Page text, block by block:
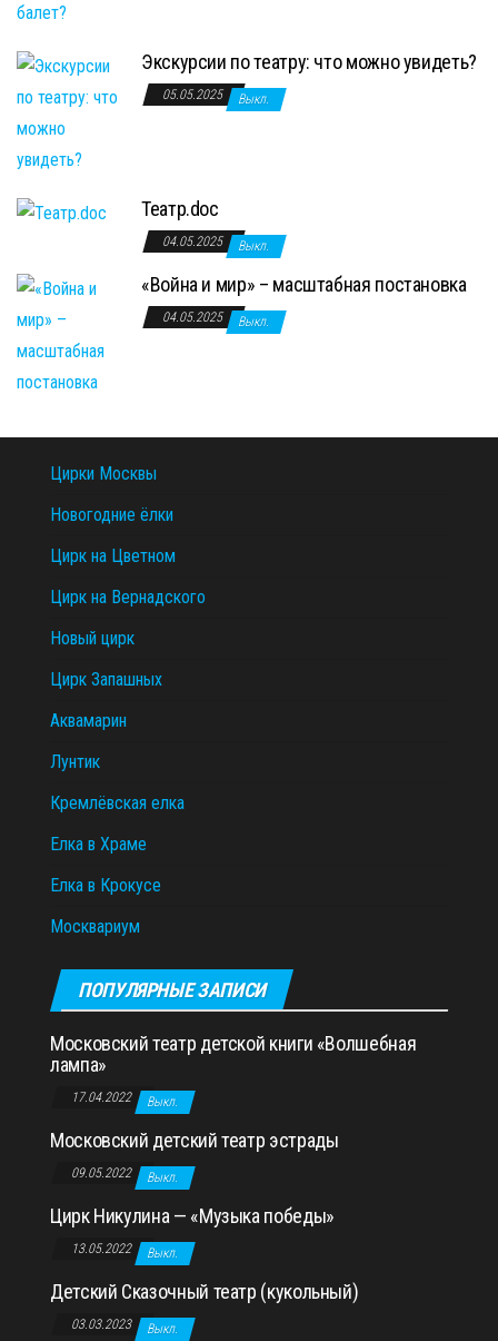
Экскурсии по театру: что можно увидеть?
05.05.2025 Выкл.
Театр.doc
04.05.2025 Выкл.
«Война и мир» – масштабная постановка
04.05.2025 Выкл.
Цирки Москвы
Новогодние ёлки
Цирк на Цветном
Цирк на Вернадского
Новый цирк
Цирк Запашных
Аквамарин
Лунтик
Кремлёвская елка
Елка в Храме
Елка в Крокусе
Москвариум
ПОПУЛЯРНЫЕ ЗАПИСИ
Московский театр детской книги «Волшебная
лампа»
17.04.2022 Выкл.
Московский детский театр эстрады
09.05.2022 Выкл.
Цирк Никулина — «Музыка победы»
13.05.2022 Выкл.
Детский Сказочный театр (кукольный)
03.03.2023 Выкл.